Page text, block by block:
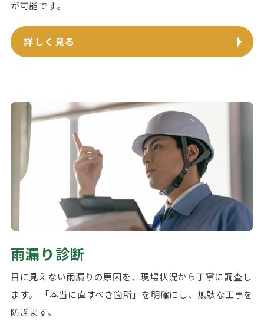
が可能です。
詳しく見る
雨漏り診断
目に見えない雨漏りの原因を、現場状況から丁寧に調査し
ます。 「本当に直すべき箇所」を明確にし、無駄な工事を
防ぎます。